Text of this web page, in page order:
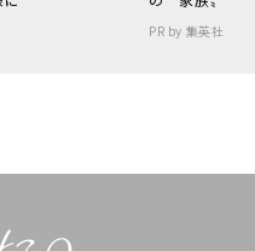
PR by 集英社